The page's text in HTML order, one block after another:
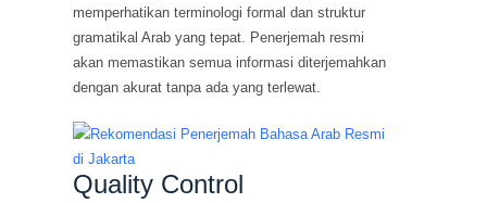
memperhatikan terminologi formal dan struktur
gramatikal Arab yang tepat. Penerjemah resmi
akan memastikan semua informasi diterjemahkan
dengan akurat tanpa ada yang terlewat.
Quality Control